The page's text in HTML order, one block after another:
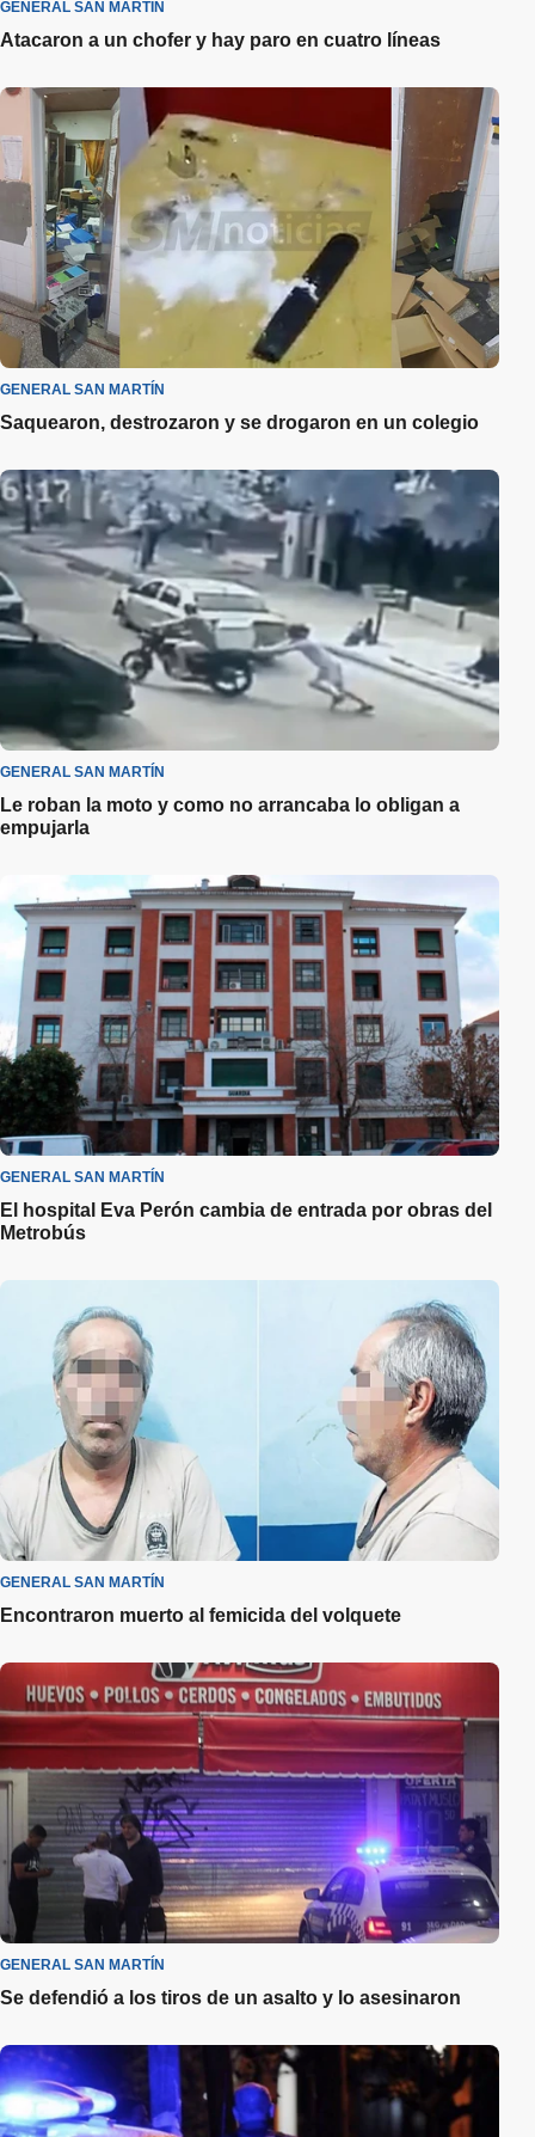
GENERAL SAN MARTÍN
Atacaron a un chofer y hay paro en cuatro líneas
GENERAL SAN MARTÍN
Saquearon, destrozaron y se drogaron en un colegio
GENERAL SAN MARTÍN
Le roban la moto y como no arrancaba lo obligan a
empujarla
GENERAL SAN MARTÍN
El hospital Eva Perón cambia de entrada por obras del
Metrobús
GENERAL SAN MARTÍN
Encontraron muerto al femicida del volquete
GENERAL SAN MARTÍN
Se defendió a los tiros de un asalto y lo asesinaron